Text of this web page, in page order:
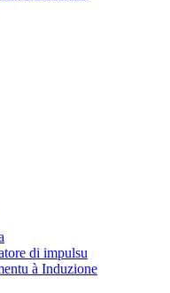
di impulsu
à Induzione